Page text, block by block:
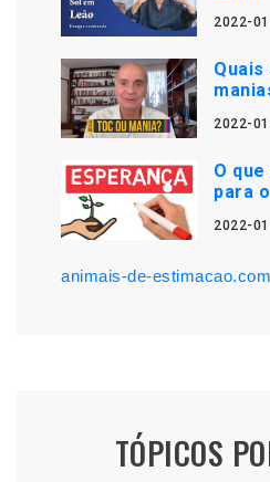
2022-
Quais
2022-
O
para
2022-
animais-de-estimacao.com
TÓPICOS